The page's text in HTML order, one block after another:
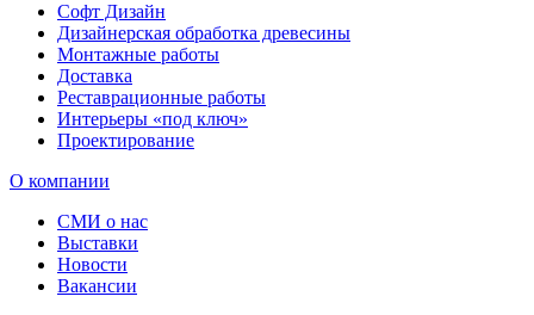
Софт Дизайн
Дизайнерская обработка древесины
Монтажные работы
Доставка
Реставрационные работы
Интерьеры «под ключ»
Проектирование
О компании
СМИ о нас
Выставки
Новости
Вакансии